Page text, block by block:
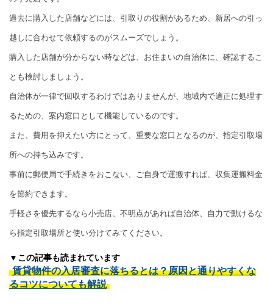
過去に購入した店舗などには、引取りの役割があるため、新居への引っ
越しに合わせて依頼するのがスムーズでしょう。
購入した店舗が分からない時などは、お住まいの自治体に、確認するこ
とも検討しましょう。
自治体が一律で回収するわけではありませんが、地域内で適正に処理す
るための、案内窓口として機能しているのです。
また、費用を抑えたい方にとって、重要な窓口となるのが、指定引取場
所への持ち込みです。
事前に郵便局で手続きをおこない、ご自身で運搬すれば、収集運搬料金
を節約できます。
手軽さを優先するなら小売店、不明点があれば自治体、自力で動けるな
ら指定引取場所と使い分けてみてください。
▼この記事も読まれています
賃貸物件の入居審査に落ちるとは？原因と通りやすくな
るコツについても解説